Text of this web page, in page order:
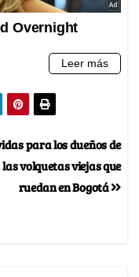
para los dueños de
las volquetas viejas que
ruedan en Bogotá